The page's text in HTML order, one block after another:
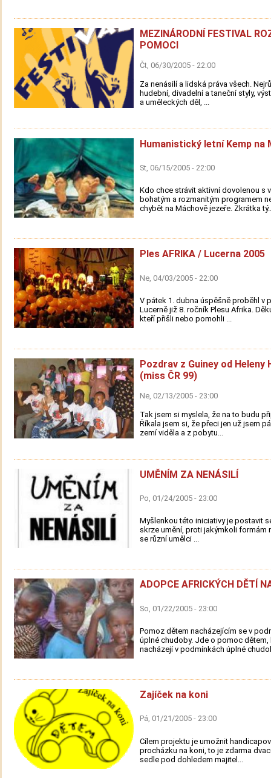
MEZINÁRODNÍ FESTIVAL
POMOCI
Čt, 06/30/2005 - 22:00
Za nenásilí a lidská práva všech.
hudební, divadelní a taneční styly,
a uměleckých děl, ...
Humanistický letní Kemp na
St, 06/15/2005 - 22:00
Kdo chce strávit aktivní dovolenou s
bohatým a rozmanitým programem
chybět na Máchově jezeře. Zkrátka
Ples AFRIKA / Lucerna 2005
Ne, 04/03/2005 - 22:00
V pátek 1. dubna úspěšně proběhl v
Lucerně již 8. ročník Plesu Afrika.
kteří přišli nebo pomohli ...
Pozdrav z Guiney od Heleny
(miss ČR 99)
Ne, 02/13/2005 - 23:00
Tak jsem si myslela, že na to budu
Říkala jsem si, že přeci jen už jsem
zemí viděla a z pobytu...
UMĚNÍM ZA NENÁSILÍ
Po, 01/24/2005 - 23:00
Myšlenkou této iniciativy je postavit
skrze umění, proti jakýmkoli formám
se různí umělci ...
ADOPCE AFRICKÝCH DĚTÍ
So, 01/22/2005 - 23:00
Pomoz dětem nacházejícím se v
úplné chudoby. Jde o pomoc dětem,
nacházejí v podmínkách úplné
Zajíček na koni
Pá, 01/21/2005 - 23:00
Cílem projektu je umožnit
procházku na koni, to je zdarma
sedle pod dohledem majitel...